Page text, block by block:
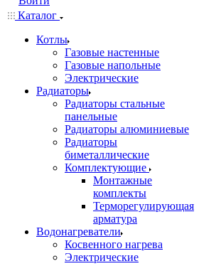
Каталог
Котлы
Газовые настенные
Газовые напольные
Электрические
Радиаторы
Радиаторы стальные
панельные
Радиаторы алюминиевые
Радиаторы
биметаллические
Комплектующие
Монтажные
комплекты
Терморегулирующая
арматура
Водонагреватели
Косвенного нагрева
Электрические